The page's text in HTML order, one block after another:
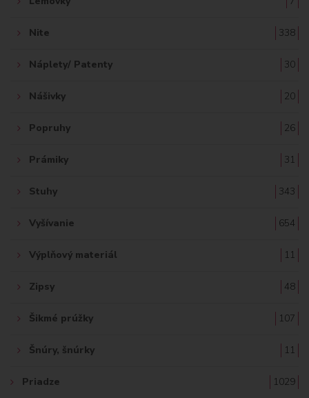
Nite 338
Náplety/ Patenty 30
Nášivky 20
Popruhy 26
Prámiky 31
Stuhy 343
Vyšívanie 654
Výplňový materiál 11
Zipsy 48
Šikmé prúžky 107
Šnúry, šnúrky 11
Priadze 1029